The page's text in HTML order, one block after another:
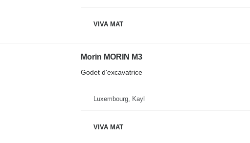
VIVA MAT
Morin MORIN M3
Godet d'excavatrice
Luxembourg, Kayl
VIVA MAT